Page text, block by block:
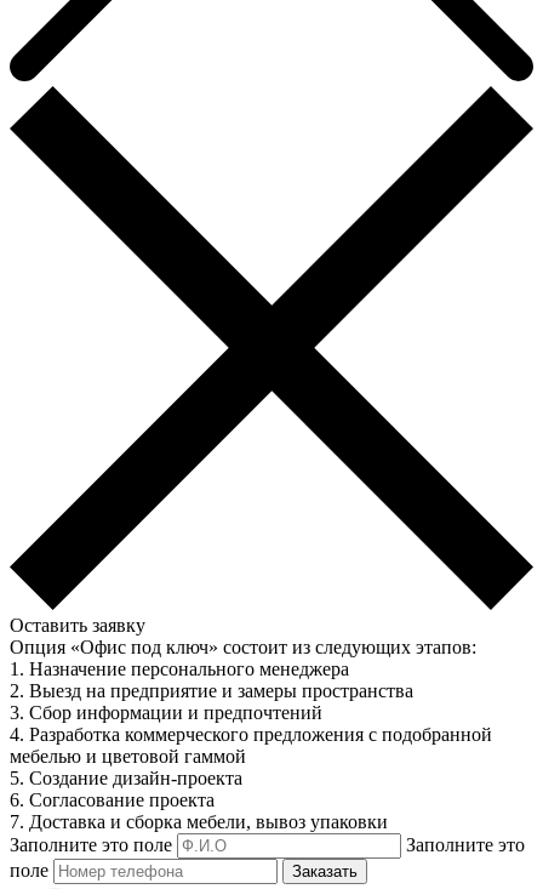
Оставить заявку
Опция «Офис под ключ» состоит из следующих этапов:
1. Назначение персонального менеджера
2. Выезд на предприятие и замеры пространства
3. Сбор информации и предпочтений
4. Разработка коммерческого предложения с подобранной
мебелью и цветовой гаммой
5. Создание дизайн-проекта
6. Согласование проекта
7. Доставка и сборка мебели, вывоз упаковки
Заполните это поле
Заполните это
поле
Заказать